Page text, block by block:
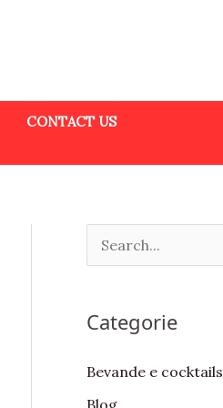
CONTACT US
e
r
Categorie
Bevande e cocktails
Blog